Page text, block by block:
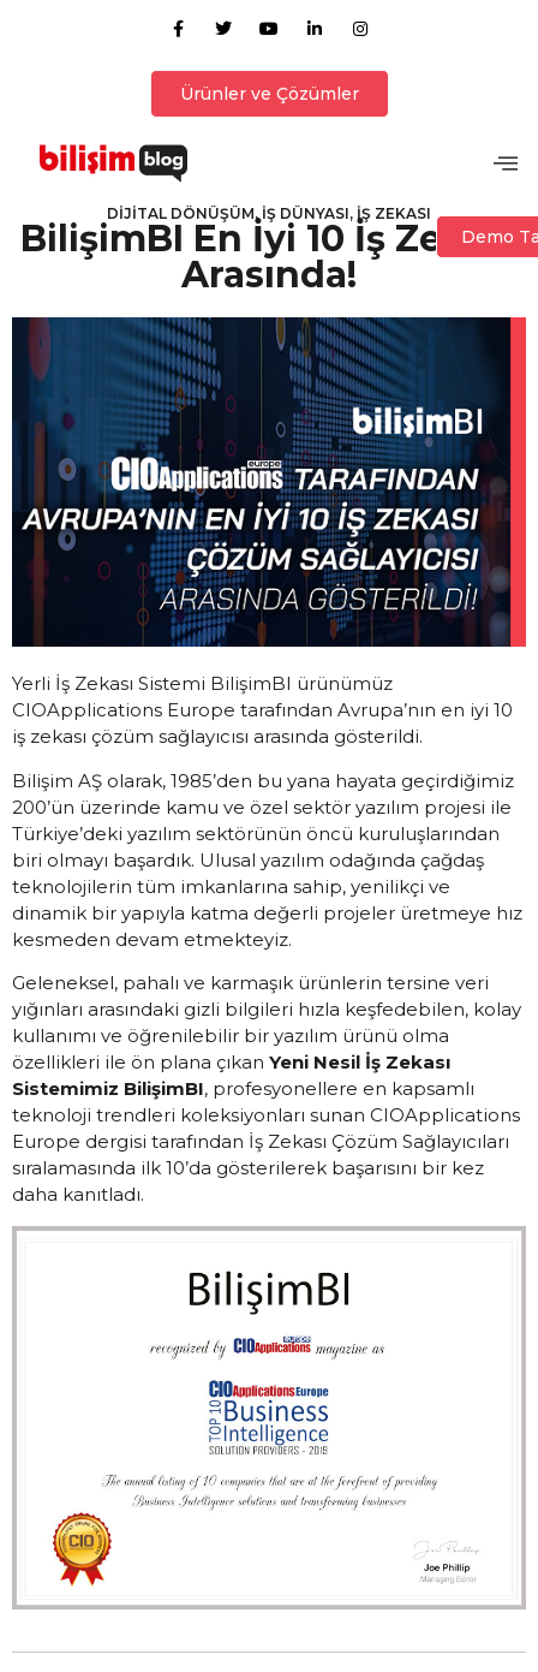
Ürünler ve Çözümler
DİJİTAL DÖNÜŞÜM, İŞ DÜNYASI, İŞ ZEKASI
BilişimBI En İyi 10 İş Zekası
Arasında!
Yerli İş Zekası Sistemi BilişimBI ürünümüz
CIOApplications Europe tarafından Avrupa’nın en iyi 10
iş zekası çözüm sağlayıcısı arasında gösterildi.
Bilişim AŞ olarak, 1985’den bu yana hayata geçirdiğimiz
200’ün üzerinde kamu ve özel sektör yazılım projesi ile
Türkiye’deki yazılım sektörünün öncü kuruluşlarından
biri olmayı başardık. Ulusal yazılım odağında çağdaş
teknolojilerin tüm imkanlarına sahip, yenilikçi ve
dinamik bir yapıyla katma değerli projeler üretmeye hız
kesmeden devam etmekteyiz.
Geleneksel, pahalı ve karmaşık ürünlerin tersine veri
yığınları arasındaki gizli bilgileri hızla keşfedebilen, kolay
kullanımı ve öğrenilebilir bir yazılım ürünü olma
özellikleri ile ön plana çıkan Yeni Nesil İş Zekası
Sistemimiz BilişimBI, profesyonellere en kapsamlı
teknoloji trendleri koleksiyonları sunan CIOApplications
Europe dergisi tarafından İş Zekası Çözüm Sağlayıcıları
sıralamasında ilk 10’da gösterilerek başarısını bir kez
daha kanıtladı.
Demo